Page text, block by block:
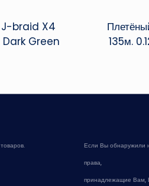
J-braid X4
Dark Green
135м.
Если Вы обнаружили
права,
принадлежащие Вам,